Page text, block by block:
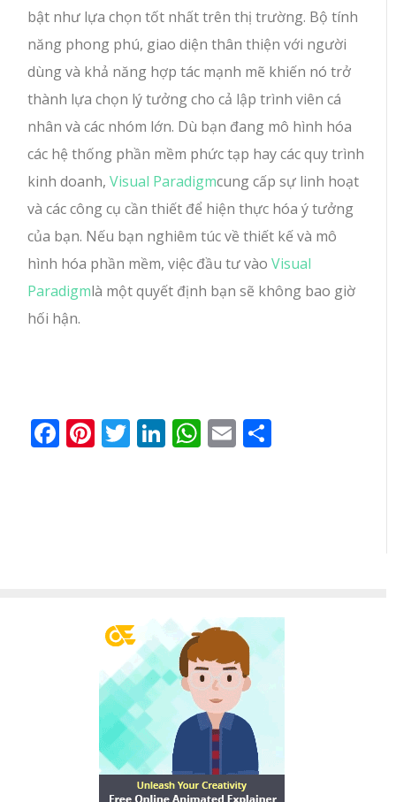
bật như lựa chọn tốt nhất trên thị trường. Bộ tính
năng phong phú, giao diện thân thiện với người
dùng và khả năng hợp tác mạnh mẽ khiến nó trở
thành lựa chọn lý tưởng cho cả lập trình viên cá
nhân và các nhóm lớn. Dù bạn đang mô hình hóa
các hệ thống phần mềm phức tạp hay các quy trình
kinh doanh,Visual Paradigmcung cấp sự linh hoạt
và các công cụ cần thiết để hiện thực hóa ý tưởng
của bạn. Nếu bạn nghiêm túc về thiết kế và mô
hình hóa phần mềm, việc đầu tư vào Visual
Paradigmlà một quyết định bạn sẽ không bao giờ
hối hận.
Facebook
Pinterest
Twitter
LinkedIn
WhatsApp
Email